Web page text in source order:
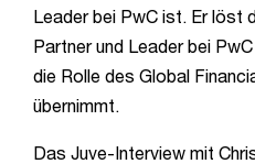
Leader bei PwC ist. Er löst
Partner und Leader bei
die Rolle des Global
übernimmt.
Das Juve-Interview mit